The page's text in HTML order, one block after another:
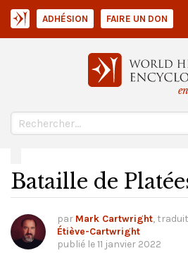
ADHÉSION FAIRE UN DON
Bataille de
par Mark Cartwright,
Étiève-Cartwright
publié le11 janvier 2022